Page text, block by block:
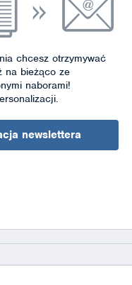
chcesz otrzymywać
na bieżąco ze
naborami!
newslettera